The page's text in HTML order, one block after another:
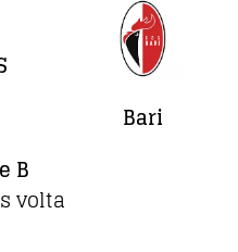
Bari
B
volta